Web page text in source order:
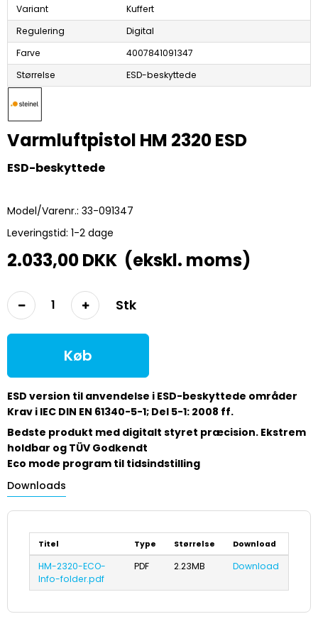
Variant
Kuffert
Regulering
Digital
Farve
4007841091347
Størrelse
ESD-beskyttede
Varmluftpistol HM 2320 ESD
ESD-beskyttede
Model/Varenr.: 33-091347
Leveringstid: 1-2 dage
2.033,00 DKK (ekskl. moms)
Stk
Køb
ESD version til anvendelse i ESD-beskyttede områder
Krav i IEC DIN EN 61340-5-1; Del 5-1: 2008 ff.
Bedste produkt med digitalt styret præcision. Ekstrem
holdbar og TÜV Godkendt
Eco mode program til tidsindstilling
Downloads
Titel Type Størrelse Download
HM-2320-ECO-
Info-folder.pdf
PDF 2.23MB Download